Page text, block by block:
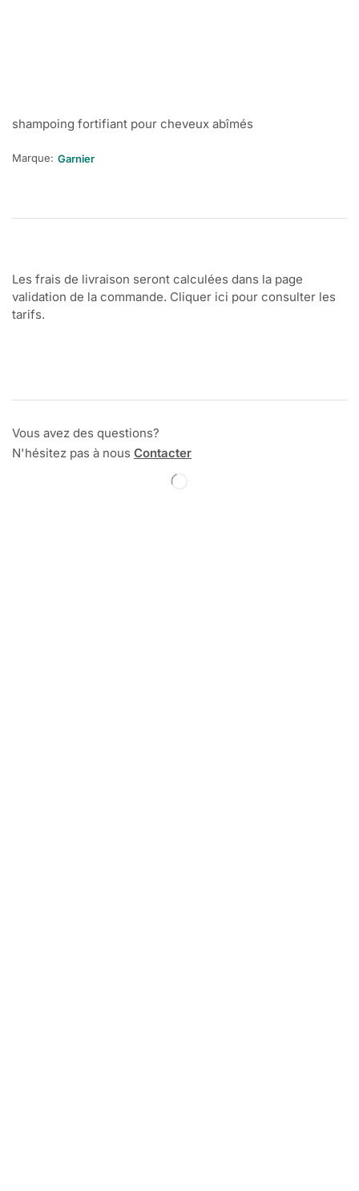
shampoing fortifiant pour cheveux abîmés
Marque: Garnier
Les frais de livraison seront calculées dans la page
validation de la commande. Cliquer ici pour consulter les
tarifs.
Vous avez des questions?
N'hésitez pas à nous Contacter